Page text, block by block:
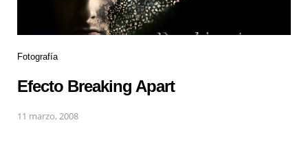
Fotografía
Efecto Breaking Apart
11 marzo, 2008